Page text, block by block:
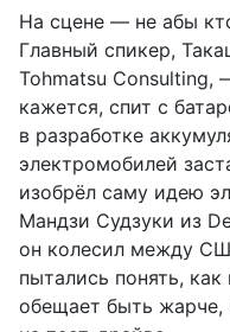
На сцене — не абы
Главный спикер,
Tohmatsu Consulting,
кажется, спит с
в разработке
электромобилей
изобрёл саму идею
Мандзи Судзуки из
он колесил между
пытались понять,
обещает быть жарче,